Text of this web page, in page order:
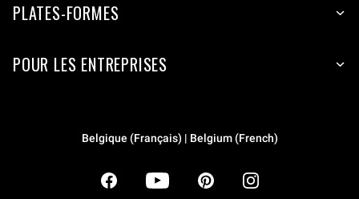
PLATES-FORMES
POUR LES ENTREPRISES
Belgique (Français) | Belgium (French)